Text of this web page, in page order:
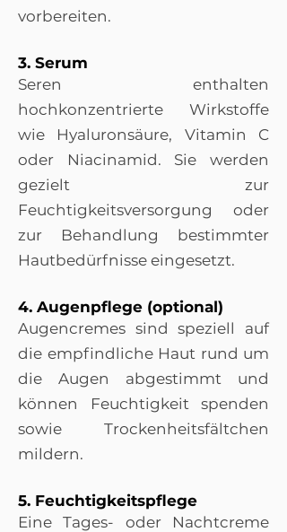
vorbereiten.
3. Serum
Seren enthalten
hochkonzentrierte Wirkstoffe
wie Hyaluronsäure, Vitamin C
oder Niacinamid. Sie werden
gezielt zur
Feuchtigkeitsversorgung oder
zur Behandlung bestimmter
Hautbedürfnisse eingesetzt.
4. Augenpflege (optional)
Augencremes sind speziell auf
die empfindliche Haut rund um
die Augen abgestimmt und
können Feuchtigkeit spenden
sowie Trockenheitsfältchen
mildern.
5. Feuchtigkeitspflege
Eine Tages- oder Nachtcreme